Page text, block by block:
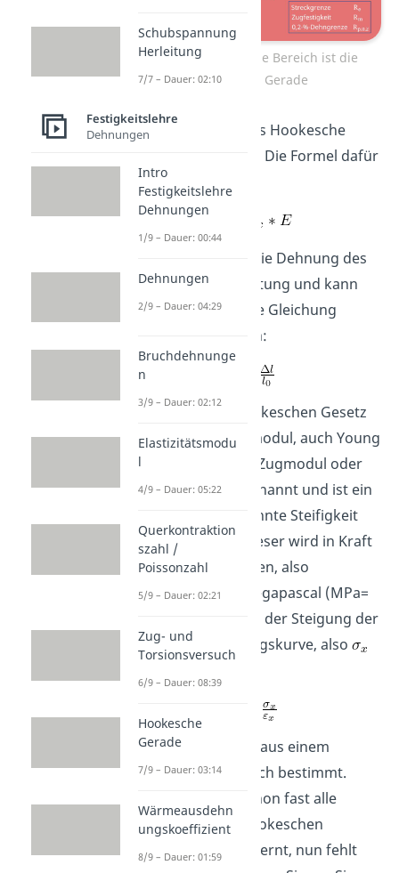
Der linear elastische Bereich ist die
Hookesche Gerade
Diese wird durch das Hookesche
Gesetz beschrieben. Die Formel dafür
Gesetz lautet:
Epsilon beschreibt die Dehnung des
Werkstoffs in x-Richtung und kann
auch durch folgende Gleichung
beschrieben werden:
Groß E steht im Hookeschen Gesetz
für den Elastizitätsmodul, auch Young
´s Modulu, E-Modul, Zugmodul oder
Dehnungsmodul genannt und ist ein
Maß für die sogenannte Steifigkeit
des Werkstoffes. Dieser wird in Kraft
pro Fläche angegeben, also
beispielsweise in Megapascal (MPa=
) und entspricht der Steigung der
Spannungs-Dehnungskurve, also
In der Regel wird er aus einem
zerstörenden Versuch bestimmt.
Damit haben wir schon fast alle
Bestandteile des Hookeschen
Gesetzes kennengelernt, nun fehlt
Schubspannung
Herleitung
7/7 – Dauer: 02:10
Festigkeitslehre
Dehnungen
Intro
Festigkeitslehre
Dehnungen
1/9 – Dauer: 00:44
Dehnungen
2/9 – Dauer: 04:29
Bruchdehnunge
n
3/9 – Dauer: 02:12
Elastizitätsmodu
l
4/9 – Dauer: 05:22
Querkontraktion
szahl /
Poissonzahl
5/9 – Dauer: 02:21
Zug- und
Torsionsversuch
6/9 – Dauer: 08:39
Hookesche
Gerade
7/9 – Dauer: 03:14
Wärmeausdehn
ungskoeffizient
8/9 – Dauer: 01:59